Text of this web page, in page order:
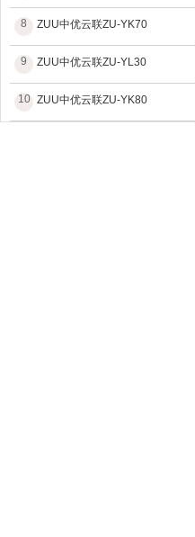
8 ZUU中优云联ZU-YK70
9 ZUU中优云联ZU-YL30
10 ZUU中优云联ZU-YK80